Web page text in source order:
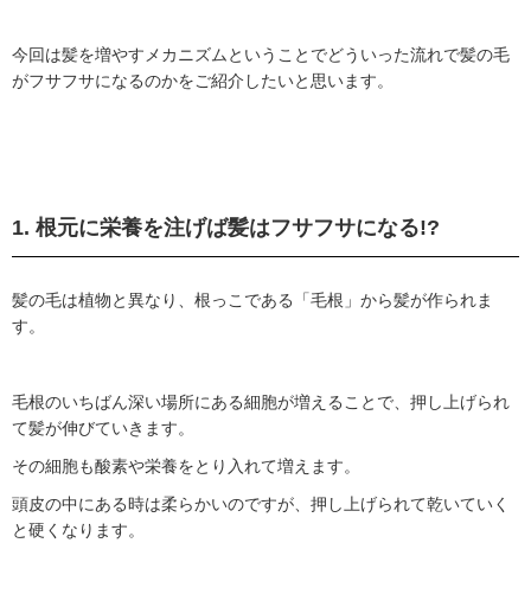
今回は髪を増やすメカニズムということでどういった流れで髪の毛
がフサフサになるのかをご紹介したいと思います。
1. 根元に栄養を注げば髪はフサフサになる!?
髪の毛は植物と異なり、根っこである「毛根」から髪が作られま
す。
毛根のいちばん深い場所にある細胞が増えることで、押し上げられ
て髪が伸びていきます。
その細胞も酸素や栄養をとり入れて増えます。
頭皮の中にある時は柔らかいのですが、押し上げられて乾いていく
と硬くなります。